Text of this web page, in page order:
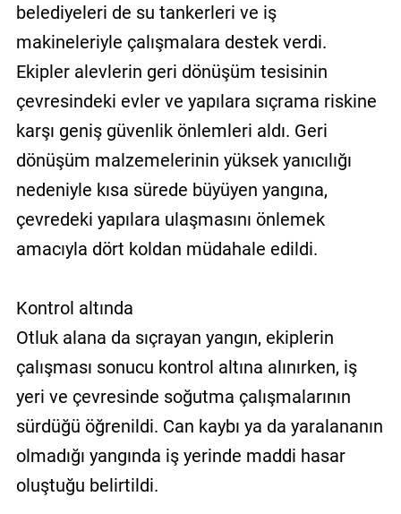
belediyeleri de su tankerleri ve iş
makineleriyle çalışmalara destek verdi.
Ekipler alevlerin geri dönüşüm tesisinin
çevresindeki evler ve yapılara sıçrama riskine
karşı geniş güvenlik önlemleri aldı. Geri
dönüşüm malzemelerinin yüksek yanıcılığı
nedeniyle kısa sürede büyüyen yangına,
çevredeki yapılara ulaşmasını önlemek
amacıyla dört koldan müdahale edildi.
Kontrol altında
Otluk alana da sıçrayan yangın, ekiplerin
çalışması sonucu kontrol altına alınırken, iş
yeri ve çevresinde soğutma çalışmalarının
sürdüğü öğrenildi. Can kaybı ya da yaralananın
olmadığı yangında iş yerinde maddi hasar
oluştuğu belirtildi.